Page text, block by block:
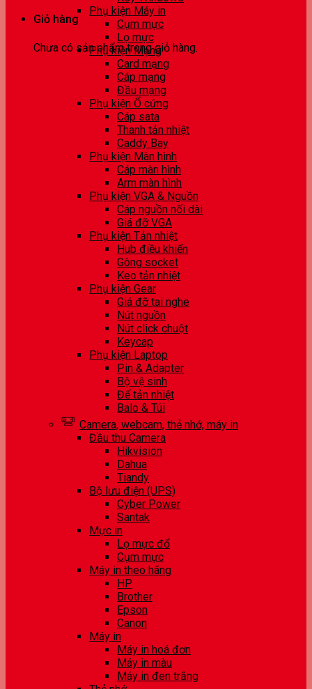
Giỏ hàng
Chưa có sản phẩm trong giỏ hàng.
Phụ kiện Máy in
Cụm mực
Lọ mực
Phụ kiện Mạng
Card mạng
Cáp mạng
Đầu mạng
Phụ kiện Ổ cứng
Cáp sata
Thanh tản nhiệt
Caddy Bay
Phụ kiện Màn hình
Cáp màn hình
Arm màn hình
Phụ kiện VGA & Nguồn
Cáp nguồn nối dài
Giá đỡ VGA
Phụ kiện Tản nhiệt
Hub điều khiển
Gông socket
Keo tản nhiệt
Phụ kiện Gear
Giá đỡ tai nghe
Nút nguồn
Nút click chuột
Keycap
Phụ kiện Laptop
Pin & Adapter
Bộ vệ sinh
Đế tản nhiệt
Balo & Túi
Camera, webcam, thẻ nhớ, máy in
Đầu thu Camera
Hikvision
Dahua
Tiandy
Bộ lưu điện (UPS)
Cyber Power
Santak
Mực in
Lọ mực đổ
Cụm mực
Máy in theo hãng
HP
Brother
Epson
Canon
Máy in
Máy in hoá đơn
Máy in màu
Máy in đen trắng